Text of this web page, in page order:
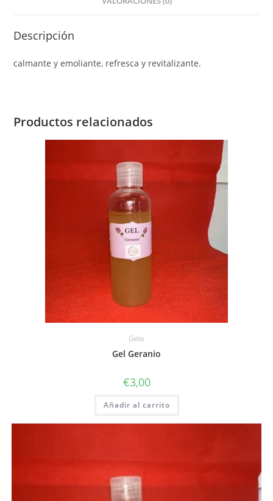
Descripción
calmante y emoliante, refresca y revitalizante.
Productos relacionados
Geles
Gel Geranio
€3,00
Añadir al carrito